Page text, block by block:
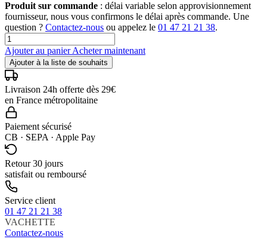
Produit sur commande : délai variable selon approvisionnement
fournisseur, nous vous confirmons le délai après commande. Une
question ? Contactez-nous ou appelez le 01 47 21 21 38.
Ajouter au panierAcheter maintenant
Ajouter à la liste de souhaits
Livraison 24h offerte dès 29€
en France métropolitaine
Paiement sécurisé
CB · SEPA · Apple Pay
Retour 30 jours
satisfait ou remboursé
Service client
01 47 21 21 38
VACHETTE
Contactez-nous